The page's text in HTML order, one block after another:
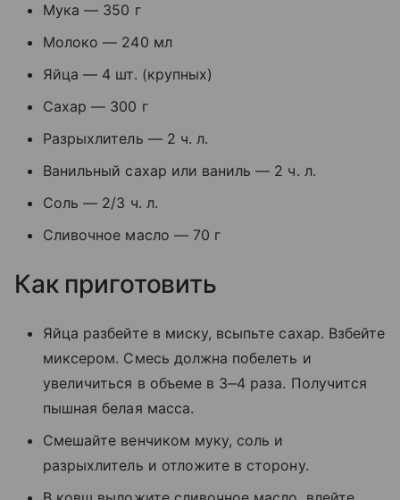
Мука — 350 г
Молоко — 240 мл
Яйца — 4 шт. (крупных)
Сахар — 300 г
Разрыхлитель — 2 ч. л.
Ванильный сахар или ваниль — 2 ч. л.
Соль — 2/3 ч. л.
Сливочное масло — 70 г
Как приготовить
Яйца разбейте в миску, всыпьте сахар. Взбейте
миксером. Смесь должна побелеть и
увеличиться в объеме в 3‒4 раза. Получится
пышная белая масса.
Смешайте венчиком муку, соль и
разрыхлитель и отложите в сторону.